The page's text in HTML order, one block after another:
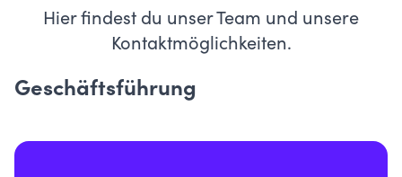
Hier findest du unser Team und unsere
Kontaktmöglichkeiten.
Geschäftsführung